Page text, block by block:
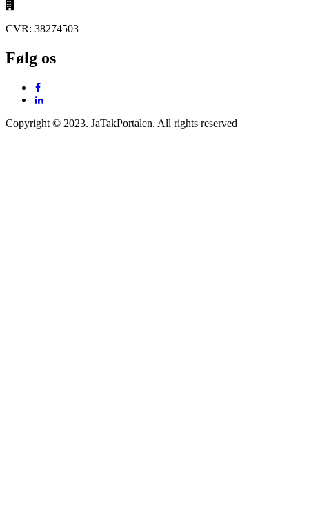
CVR: 38274503
Følg os
Copyright © 2023. JaTakPortalen. All rights reserved